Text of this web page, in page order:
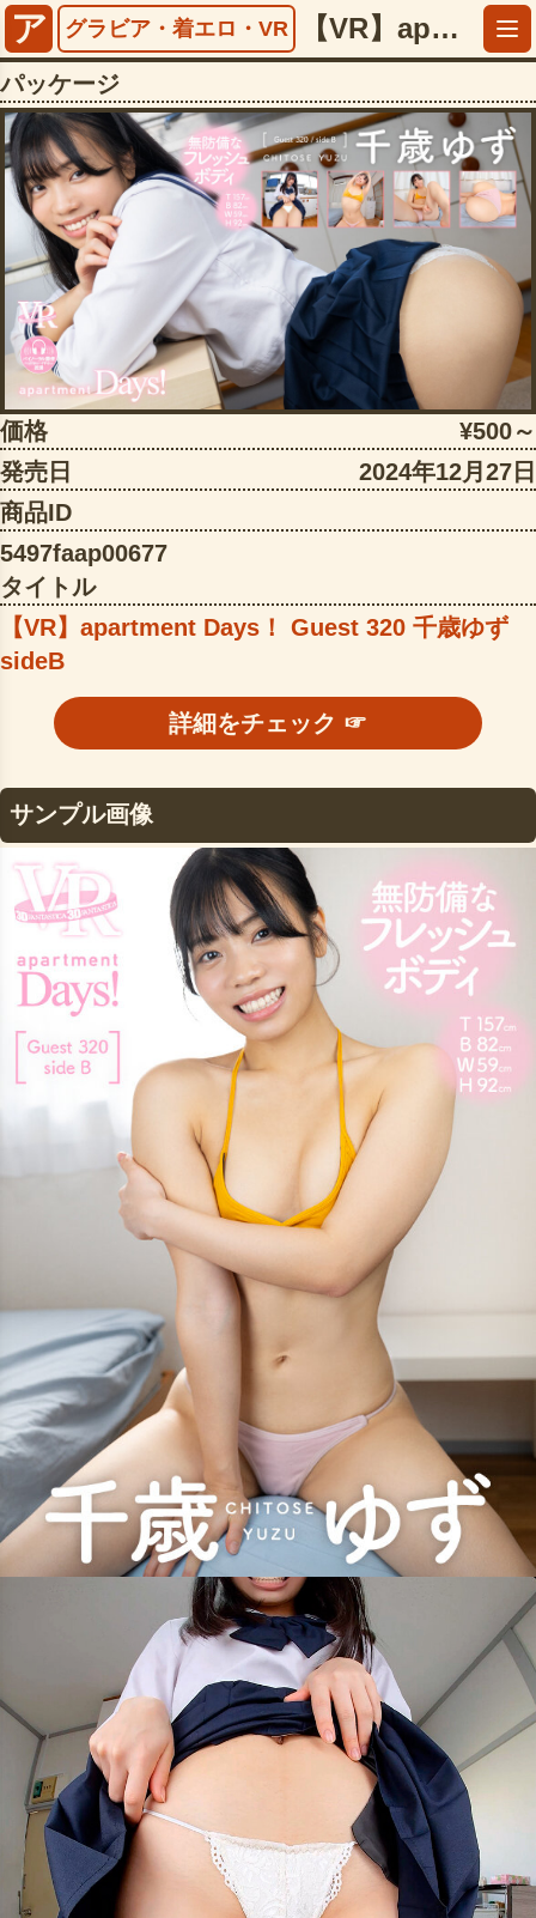
ア グラビア・着エロ・VR 【VR】apartment Days！ Guest 320 千歳ゆず sideB【5497faap00677】
パッケージ
価格
¥500～
発売日
2024年12月27日
商品ID
5497faap00677
タイトル
【VR】apartment Days！ Guest 320 千歳ゆず
sideB
詳細をチェック ☞
サンプル画像